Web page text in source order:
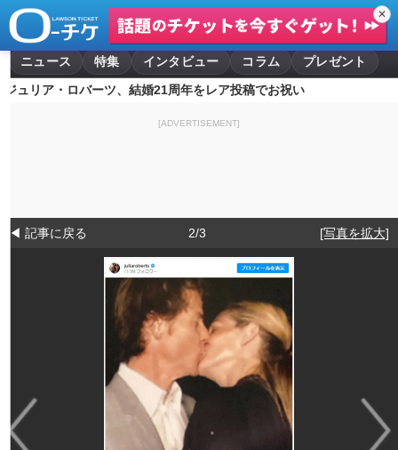
✕
ニュース 特集 インタビュー コラム
プレゼント
ジュリア・ロバーツ、結婚21周年をレア投稿でお祝い
[ADVERTISEMENT]
◀ 記事に戻る 2/3 [写真を拡大]